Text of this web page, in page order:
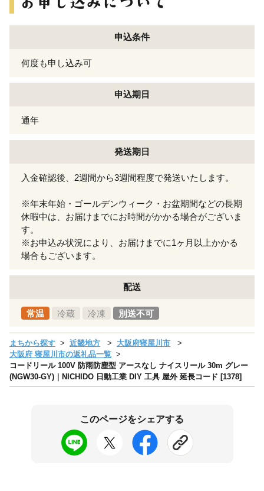
申込条件
何度も申し込み可
申込期日
通年
発送期日
入金確認後、2週間から3週間程度で発送いたします。
※年末年始・ゴールデンウィーク・お盆期間などの長期
休暇中は、お届けまでにお時間がかかる場合がございま
す。
※お申込み状況により、お届けまでに1ヶ月以上かかる
場合もございます。
配送
常温 冷蔵 冷凍 別送不可
まちから探す 近畿地方
大阪府寝屋川市
大阪府 寝屋川市の返礼品一覧
コードリール 100V 防雨防塵型 アースなし ナイスリール 30m グレー
(NGW30-GY)｜NICHIDO 日動工業 DIY 工具 屋外 延長コード [1378]
このページをシェアする